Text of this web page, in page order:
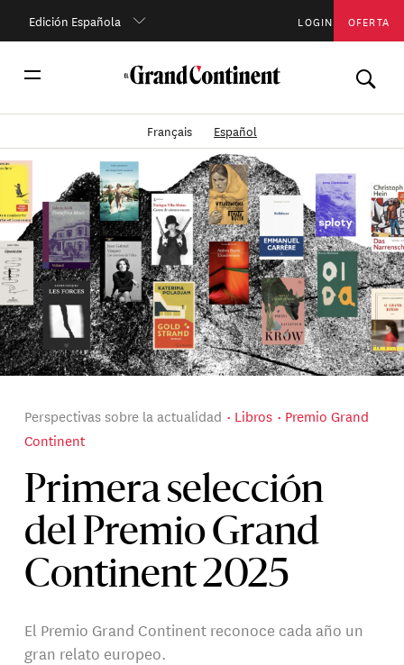
Edición Española LOGIN OFERTA
Français Español
Primera selección
del Premio Grand
Continent 2025
Perspectivas sobre la actualidad Libros
Premio Grand
Continent
El Premio Grand Continent reconoce cada año un
gran relato europeo.